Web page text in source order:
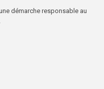
démarche responsable au